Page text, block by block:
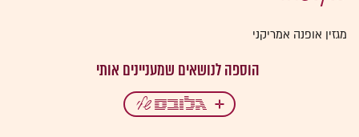
מגזין אופנה אמריקני